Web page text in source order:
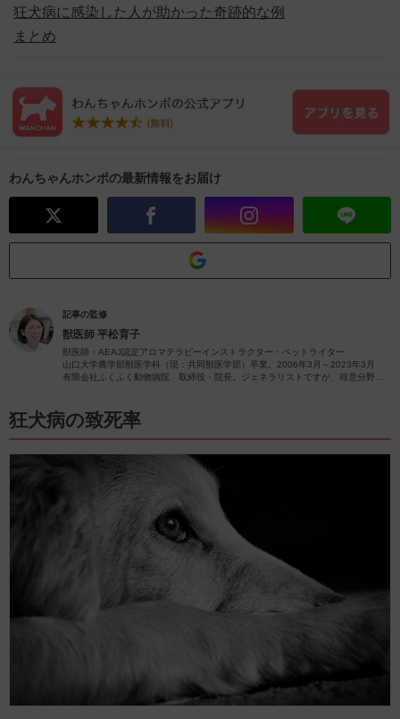
狂犬病に感染した人が助かった奇跡的な例
まとめ
わんちゃんホンポの最新情報をお届け
記事の監修
獣医師 平松育子
獣医師・AEAJ認定アロマテラピーインストラクター・ペットライター
山口大学農学部獣医学科（現：共同獣医学部）卒業。2006年3月～2023年3月
有限会社ふくふく動物病院 取締役・院長。ジェネラリストですが、得意分野は
むアロマに関する情報をお届けします。
狂犬病の致死率